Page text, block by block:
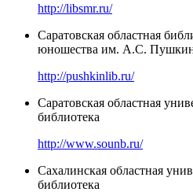
http://libsmr.ru/
Саратовская областная
юношества им. А.С.
http://pushkinlib.ru/
Саратовская областная
библиотека
http://www.sounb.ru/
Сахалинская областная
библиотека